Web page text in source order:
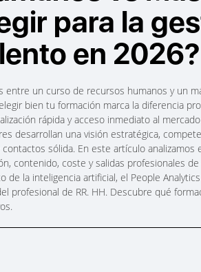
para la
en 2026?
entre un curso de recursos humanos y un
bien tu formación marca la diferencia
rápida y acceso inmediato al
desarrollan una visión estratégica,
sólida. En este artículo analizamos
contenido, coste y salidas profesionales
de la inteligencia artificial, el People
profesional de RR. HH. Descubre qué